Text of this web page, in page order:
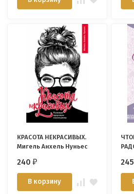
КРАСОТА НЕКРАСИВЫХ.
Мигель Анхель Нуньес
240₽
В корзину